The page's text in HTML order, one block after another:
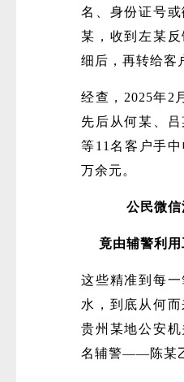
名、身份证号
某，收到左某
细后，再转给客
经查，2025年2
先后从何某、
等11名客户手
万余元。
公民微
竟由辅警利
这些精准到每
水，到底从何
贵州某地公安
名辅警——陈某